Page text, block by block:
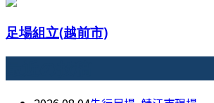
足場組立(越前市)